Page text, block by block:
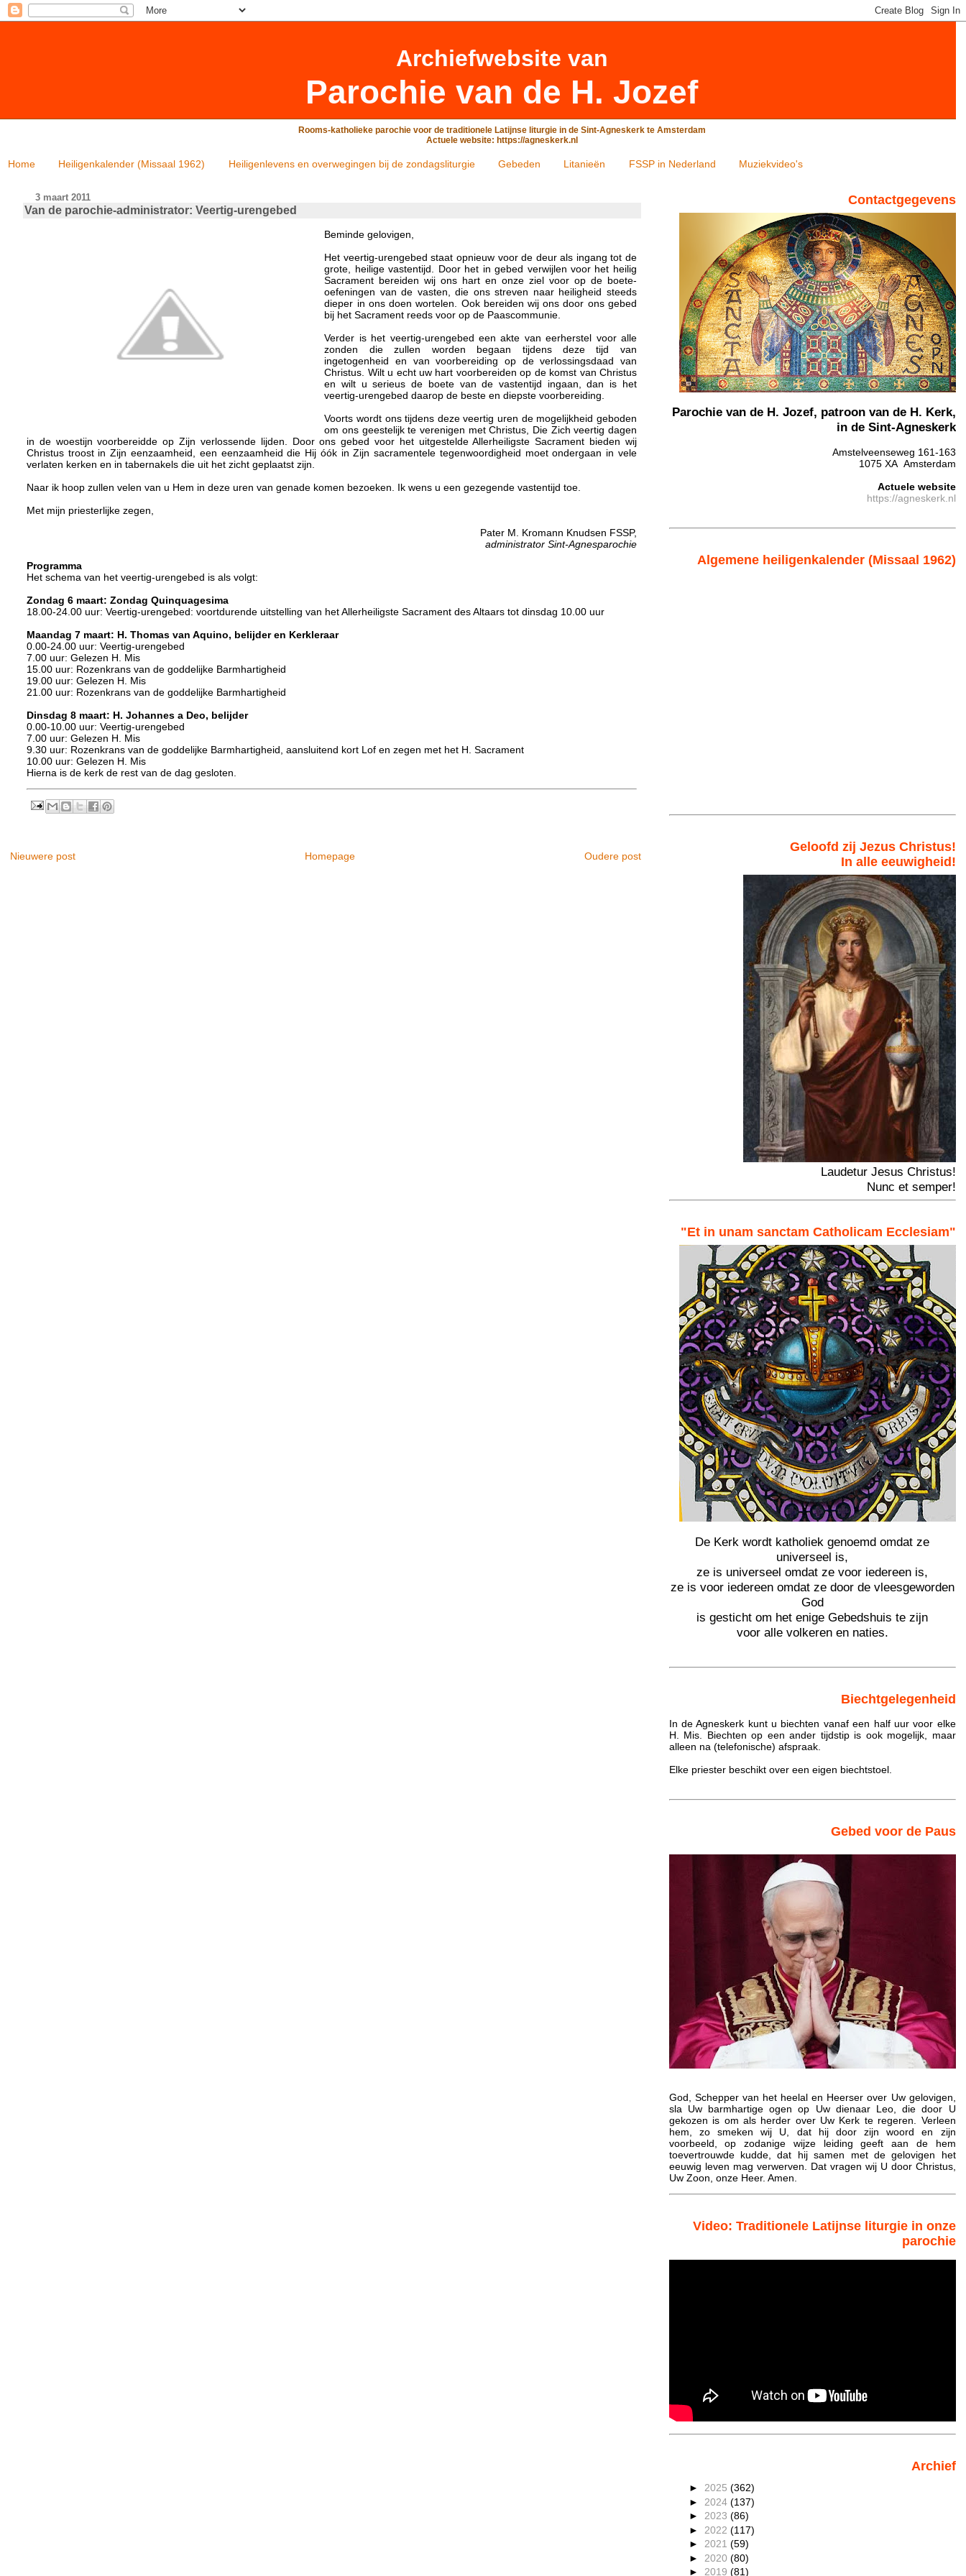
Archiefwebsite van
Parochie van de H. Jozef
Rooms-katholieke parochie voor de traditionele Latijnse liturgie in de Sint-Agneskerk te Amsterdam
Actuele website: https://agneskerk.nl
Home Heiligenkalender (Missaal 1962) Heiligenlevens en overwegingen bij de zondagsliturgie Gebeden Litanieën FSSP in Nederland Muziekvideo's
3 maart 2011
Van de parochie-administrator: Veertig-urengebed
Beminde gelovigen,
Het veertig-urengebed staat opnieuw voor de deur als ingang tot de
grote, heilige vastentijd. Door het in gebed verwijlen voor het heilig
Sacrament bereiden wij ons hart en onze ziel voor op de boete-
oefeningen van de vasten, die ons streven naar heiligheid steeds
dieper in ons doen wortelen. Ook bereiden wij ons door ons gebed
bij het Sacrament reeds voor op de Paascommunie.
Verder is het veertig-urengebed een akte van eerherstel voor alle
zonden die zullen worden begaan tijdens deze tijd van
ingetogenheid en van voorbereiding op de verlossingsdaad van
Christus. Wilt u echt uw hart voorbereiden op de komst van Christus
en wilt u serieus de boete van de vastentijd ingaan, dan is het
veertig-urengebed daarop de beste en diepste voorbereiding.
Voorts wordt ons tijdens deze veertig uren de mogelijkheid geboden
om ons geestelijk te verenigen met Christus, Die Zich veertig dagen
in de woestijn voorbereidde op Zijn verlossende lijden. Door ons gebed voor het uitgestelde Allerheiligste Sacrament bieden wij
Christus troost in Zijn eenzaamheid, een eenzaamheid die Hij óók in Zijn sacramentele tegenwoordigheid moet ondergaan in vele
verlaten kerken en in tabernakels die uit het zicht geplaatst zijn.
Naar ik hoop zullen velen van u Hem in deze uren van genade komen bezoeken. Ik wens u een gezegende vastentijd toe.
Met mijn priesterlijke zegen,
Pater M. Kromann Knudsen FSSP,
administrator Sint-Agnesparochie
Programma
Het schema van het veertig-urengebed is als volgt:
Zondag 6 maart: Zondag Quinquagesima
18.00-24.00 uur: Veertig-urengebed: voortdurende uitstelling van het Allerheiligste Sacrament des Altaars tot dinsdag 10.00 uur
Maandag 7 maart: H. Thomas van Aquino, belijder en Kerkleraar
0.00-24.00 uur: Veertig-urengebed
7.00 uur: Gelezen H. Mis
15.00 uur: Rozenkrans van de goddelijke Barmhartigheid
19.00 uur: Gelezen H. Mis
21.00 uur: Rozenkrans van de goddelijke Barmhartigheid
Dinsdag 8 maart: H. Johannes a Deo, belijder
0.00-10.00 uur: Veertig-urengebed
7.00 uur: Gelezen H. Mis
9.30 uur: Rozenkrans van de goddelijke Barmhartigheid, aansluitend kort Lof en zegen met het H. Sacrament
10.00 uur: Gelezen H. Mis
Hierna is de kerk de rest van de dag gesloten.
Nieuwere post Oudere post
Homepage
Contactgegevens
Parochie van de H. Jozef, patroon van de H. Kerk,
in de Sint-Agneskerk
Amstelveenseweg 161-163
1075 XA Amsterdam
Actuele website
https://agneskerk.nl
Algemene heiligenkalender (Missaal 1962)
Geloofd zij Jezus Christus!
In alle eeuwigheid!
Laudetur Jesus Christus!
Nunc et semper!
"Et in unam sanctam Catholicam Ecclesiam"
De Kerk wordt katholiek genoemd omdat ze
universeel is,
ze is universeel omdat ze voor iedereen is,
ze is voor iedereen omdat ze door de vleesgeworden
God
is gesticht om het enige Gebedshuis te zijn
voor alle volkeren en naties.
Biechtgelegenheid
In de Agneskerk kunt u biechten vanaf een half uur voor elke
H. Mis. Biechten op een ander tijdstip is ook mogelijk, maar
alleen na (telefonische) afspraak.
Elke priester beschikt over een eigen biechtstoel.
Gebed voor de Paus
God, Schepper van het heelal en Heerser over Uw gelovigen,
sla Uw barmhartige ogen op Uw dienaar Leo, die door U
gekozen is om als herder over Uw Kerk te regeren. Verleen
hem, zo smeken wij U, dat hij door zijn woord en zijn
voorbeeld, op zodanige wijze leiding geeft aan de hem
toevertrouwde kudde, dat hij samen met de gelovigen het
eeuwig leven mag verwerven. Dat vragen wij U door Christus,
Uw Zoon, onze Heer. Amen.
Video: Traditionele Latijnse liturgie in onze
parochie
Archief
► 2025 (362)
► 2024 (137)
► 2023 (86)
► 2022 (117)
► 2021 (59)
► 2020 (80)
► 2019 (81)